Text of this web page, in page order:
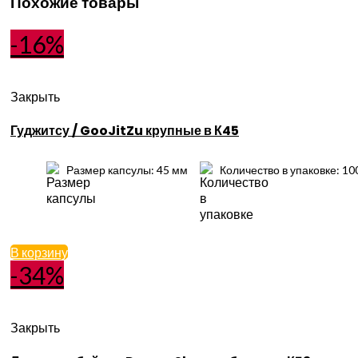
-16%
Закрыть
Гуджитсу / GooJitZu крупные в К45
Размер капсулы: 45 мм Количество в упаковке:
В корзину
-34%
Закрыть